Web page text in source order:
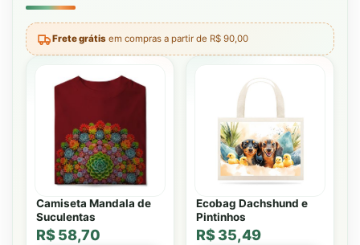
Frete grátis em compras a partir de R$ 90,00
Camiseta Mandala de
Suculentas
R$ 58,70
Ecobag Dachshund e
Pintinhos
R$ 35,49